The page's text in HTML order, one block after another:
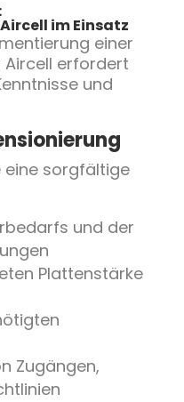
im Einsatz
einer
erfordert
und
eine sorgfältige
und der
Plattenstärke
Zugängen,